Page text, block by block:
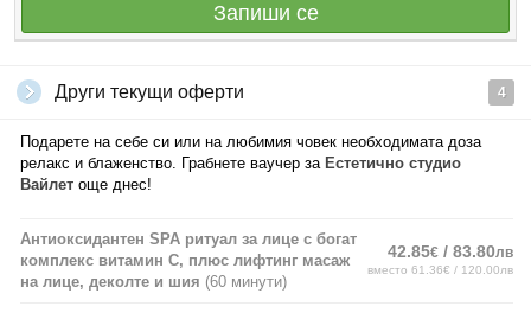
Запиши се
Други текущи оферти 4
Подарете на себе си или на любимия човек необходимата доза
релакс и блаженство. Грабнете ваучер за Естетично студио
Вайлет още днес!
Антиоксидантен SPA ритуал за лице с богат
комплекс витамин С, плюс лифтинг масаж
на лице, деколте и шия (60 минути)
42.85€ / 83.80лв
вместо 61.36€ / 120.00лв